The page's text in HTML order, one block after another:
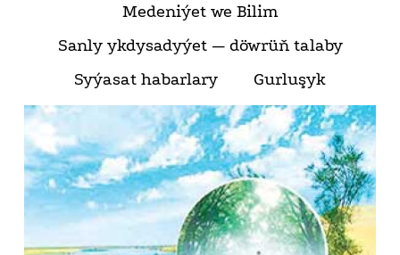
Medeniýet we Bilim
Sanly ykdysadyýet — döwrüň talaby
Syýasat habarlary
Gurluşyk